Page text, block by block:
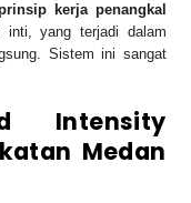
kerja penangkal
yang terjadi dalam
Sistem ini sangat
Intensity
Medan